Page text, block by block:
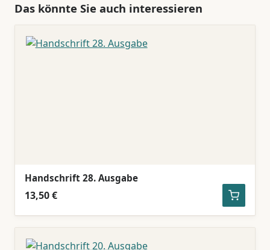
Das könnte Sie auch interessieren
Handschrift 28. Ausgabe
13,50 €